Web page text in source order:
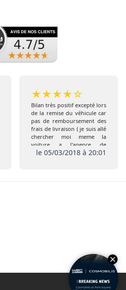
★★★★☆
Bilan très positif excepté lors
de la remise du véhicule car
pas de remboursement des
frais de livraison ( je suis allé
chercher moi meme la
voiture a l'agence de
Coigneres) comme prévu
le 05/03/2018 à 20:01